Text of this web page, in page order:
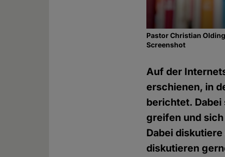
Pastor Christian
Screenshot
Auf der
erschienen, in
berichtet.
greifen und
Dabei
diskutieren